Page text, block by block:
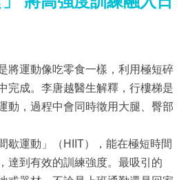
將運動像吃零食一樣，利用極短碎
完成。李唐越醫生解釋，行樓梯是
動，過程中會同時徵用大腿、臀部
歇運動」（HIIT），能在極短時間
達到有效的訓練強度。最吸引的